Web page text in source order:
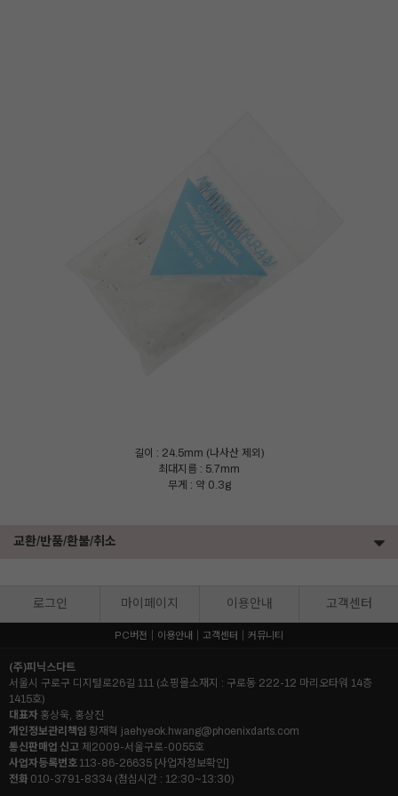
이코 라이프 하
길이 : 24.5mm (나사산 제외)
최대지름 : 5.7mm
무게 : 약 0.3g
교환/반품/환불/취소
로그인 마이페이지 이용안내 고객센터
PC버전 이용안내 고객센터 커뮤니티
(주)피닉스다트
서울시 구로구 디지털로26길 111 (쇼핑몰소재지 : 구로동 222-12 마리오타워 14층
1415호)
대표자 홍상욱, 홍상진
개인정보관리책임 황재혁 jaehyeok.hwang@phoenixdarts.com
통신판매업 신고 제2009-서울구로-0055호
사업자등록번호 113-86-26635 [사업자정보확인]
전화 010-3791-8334 (점심시간 : 12:30~13:30)